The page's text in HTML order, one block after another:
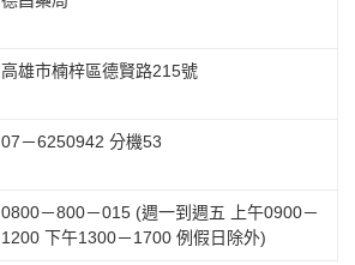
高雄市楠梓區德賢路215號
07－6250942 分機53
0800－800－015 (週一到週五 上午0900－
1200 下午1300－1700 例假日除外)